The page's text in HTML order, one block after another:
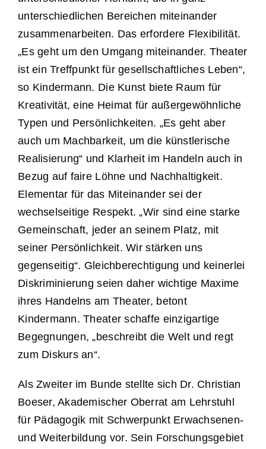
unterschiedlichen Bereichen miteinander
zusammenarbeiten. Das erfordere Flexibilität.
„Es geht um den Umgang miteinander. Theater
ist ein Treffpunkt für gesellschaftliches Leben“,
so Kindermann. Die Kunst biete Raum für
Kreativität, eine Heimat für außergewöhnliche
Typen und Persönlichkeiten. „Es geht aber
auch um Machbarkeit, um die künstlerische
Realisierung“ und Klarheit im Handeln auch in
Bezug auf faire Löhne und Nachhaltigkeit.
Elementar für das Miteinander sei der
wechselseitige Respekt. „Wir sind eine starke
Gemeinschaft, jeder an seinem Platz, mit
seiner Persönlichkeit. Wir stärken uns
gegenseitig“. Gleichberechtigung und keinerlei
Diskriminierung seien daher wichtige Maxime
ihres Handelns am Theater, betont
Kindermann. Theater schaffe einzigartige
Begegnungen, „beschreibt die Welt und regt
zum Diskurs an“.
Als Zweiter im Bunde stellte sich Dr. Christian
Boeser, Akademischer Oberrat am Lehrstuhl
für Pädagogik mit Schwerpunkt Erwachsenen-
und Weiterbildung vor. Sein Forschungsgebiet